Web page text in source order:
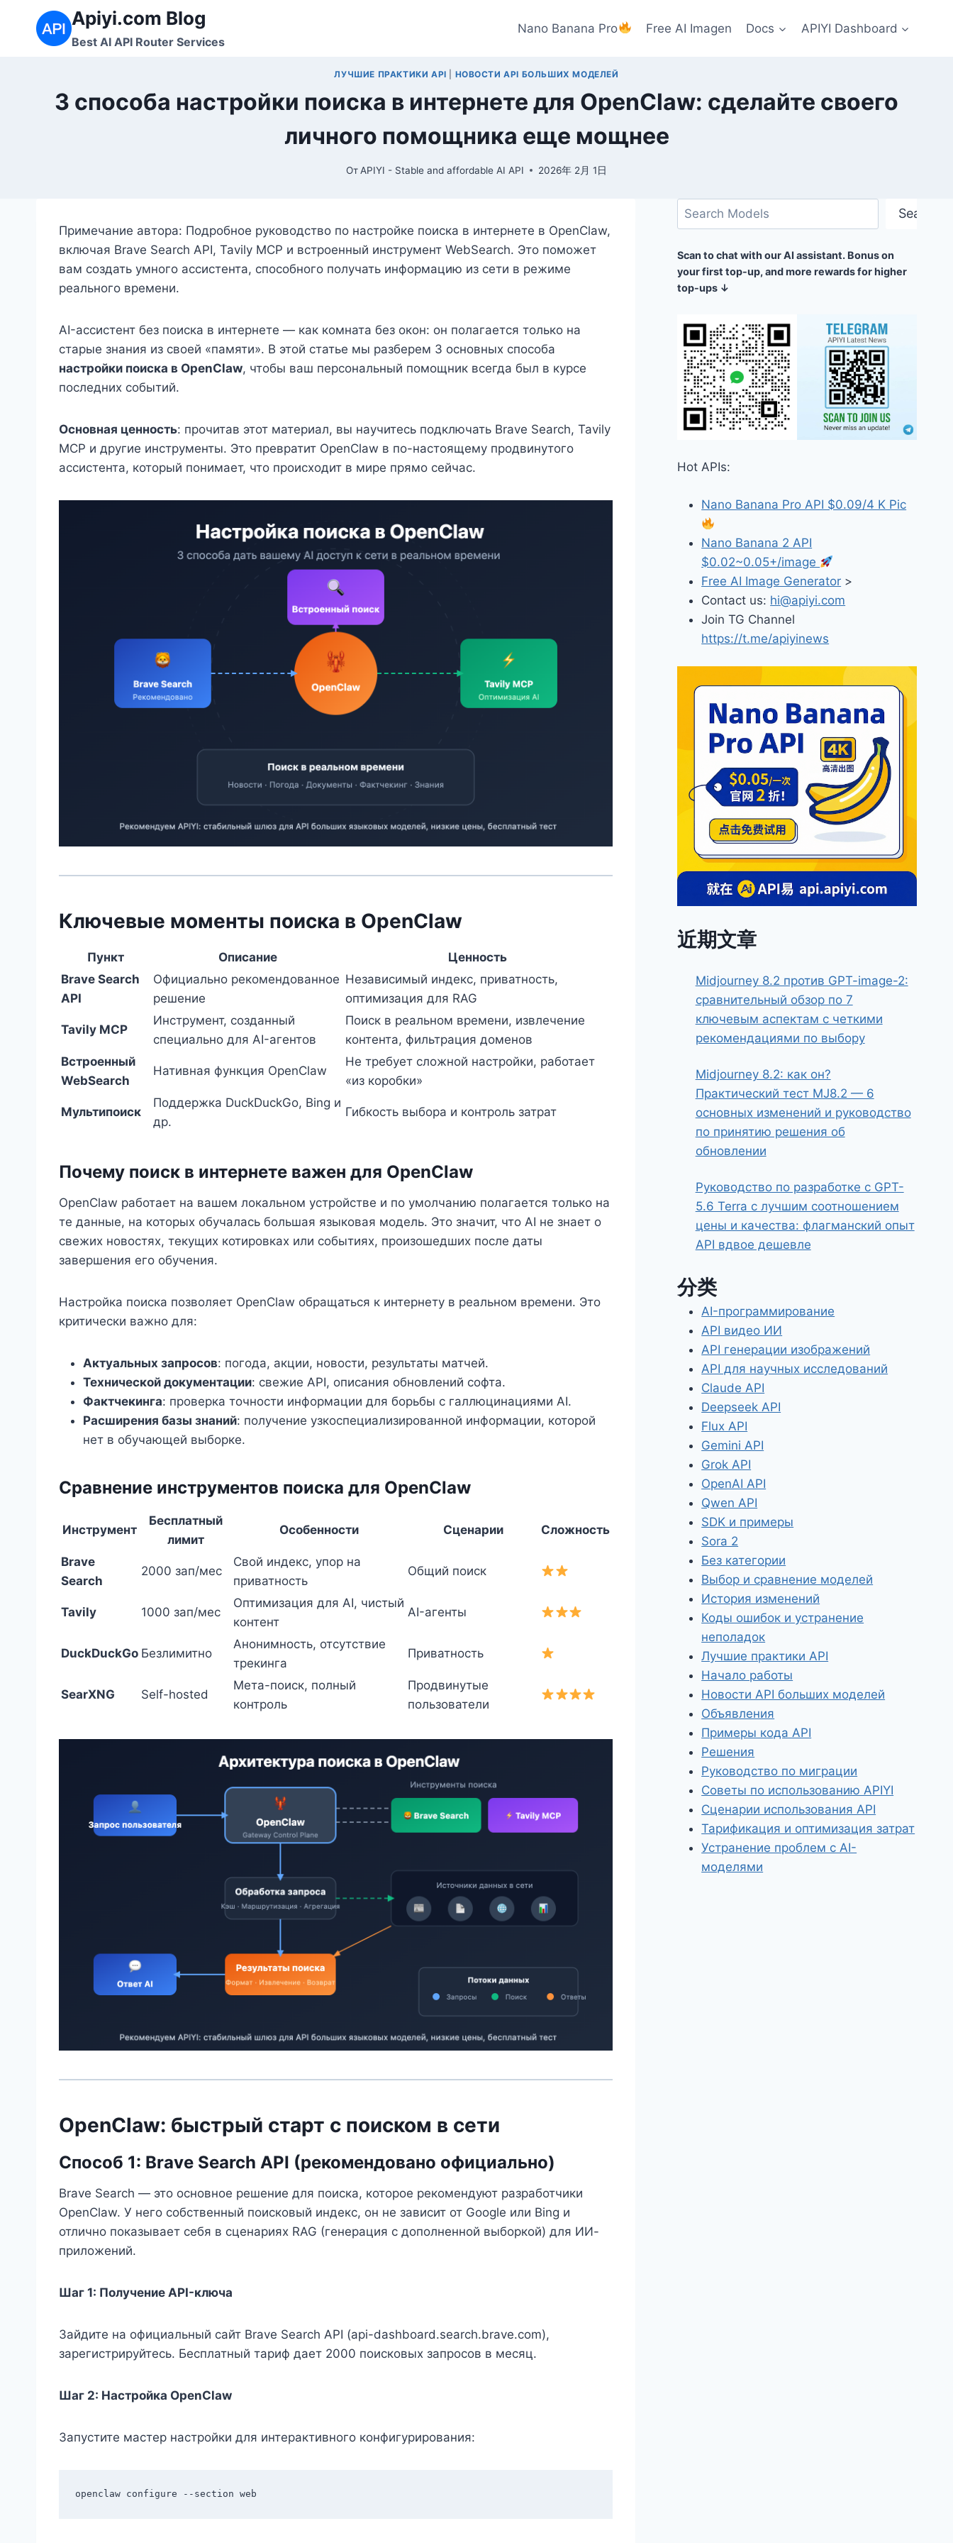
Перейти
содержимому
Apiyi.com Blog
Best AI API Router Services
Nano Banana Pro Free AI Imagen Docs APIYI Dashboard
ЛУЧШИЕ ПРАКТИКИ API НОВОСТИ API БОЛЬШИХ МОДЕЛЕЙ
3 способа настройки поиска в интернете для OpenClaw: сделайте своего
личного помощника еще мощнее
От APIYI - Stable and affordable AI API 2026年 2月 1日
Примечание автора: Подробное руководство по настройке поиска в интернете в OpenClaw,
включая Brave Search API, Tavily MCP и встроенный инструмент WebSearch. Это поможет
вам создать умного ассистента, способного получать информацию из сети в режиме
реального времени.
AI-ассистент без поиска в интернете — как комната без окон: он полагается только на
старые знания из своей «памяти». В этой статье мы разберем 3 основных способа
настройки поиска в OpenClaw, чтобы ваш персональный помощник всегда был в курсе
последних событий.
Основная ценность: прочитав этот материал, вы научитесь подключать Brave Search, Tavily
MCP и другие инструменты. Это превратит OpenClaw в по-настоящему продвинутого
ассистента, который понимает, что происходит в мире прямо сейчас.
Ключевые моменты поиска в OpenClaw
Пункт Описание
Ценность
Brave Search
API
Официально рекомендованное
решение
Независимый индекс, приватность,
оптимизация для RAG
Tavily MCP
Инструмент, созданный
специально для AI-агентов
Поиск в реальном времени, извлечение
контента, фильтрация доменов
Встроенный
WebSearch
Нативная функция OpenClaw
Не требует сложной настройки, работает
«из коробки»
Мультипоиск
Поддержка DuckDuckGo, Bing и
др.
Гибкость выбора и контроль затрат
Почему поиск в интернете важен для OpenClaw
OpenClaw работает на вашем локальном устройстве и по умолчанию полагается только на
те данные, на которых обучалась большая языковая модель. Это значит, что AI не знает о
свежих новостях, текущих котировках или событиях, произошедших после даты
завершения его обучения.
Настройка поиска позволяет OpenClaw обращаться к интернету в реальном времени. Это
критически важно для:
Актуальных запросов: погода, акции, новости, результаты матчей.
Технической документации: свежие API, описания обновлений софта.
Фактчекинга: проверка точности информации для борьбы с галлюцинациями AI.
Расширения базы знаний: получение узкоспециализированной информации, которой
нет в обучающей выборке.
Сравнение инструментов поиска для OpenClaw
Инструмент
Бесплатный
лимит
Особенности Сценарии Сложность
Brave
Search
2000 зап/мес
Свой индекс, упор на
приватность
Общий поиск
Tavily 1000 зап/мес
Оптимизация для AI, чистый
контент
AI-агенты
DuckDuckGo Безлимитно
Анонимность, отсутствие
трекинга
Приватность
SearXNG Self-hosted
Мета-поиск, полный
контроль
Продвинутые
пользователи
OpenClaw: быстрый старт с поиском в сети
Способ 1: Brave Search API (рекомендовано официально)
Brave Search — это основное решение для поиска, которое рекомендуют разработчики
OpenClaw. У него собственный поисковый индекс, он не зависит от Google или Bing и
отлично показывает себя в сценариях RAG (генерация с дополненной выборкой) для ИИ-
приложений.
Шаг 1: Получение API-ключа
Зайдите на официальный сайт Brave Search API (api-dashboard.search.brave.com),
зарегистрируйтесь. Бесплатный тариф дает 2000 поисковых запросов в месяц.
Шаг 2: Настройка OpenClaw
Запустите мастер настройки для интерактивного конфигурирования:
Поиск Search
Scan to chat with our AI assistant. Bonus on
your first top-up, and more rewards for higher
top-ups ↓
Hot APIs:
Nano Banana Pro API $0.09/4 K Pic
Nano Banana 2 API
$0.02~0.05+/image
Free AI Image Generator >
Contact us: hi@apiyi.com
Join TG Channel
https://t.me/apiyinews
近期文章
Midjourney 8.2 против GPT-image-2:
сравнительный обзор по 7
ключевым аспектам с четкими
рекомендациями по выбору
Midjourney 8.2: как он?
Практический тест MJ8.2 — 6
основных изменений и руководство
по принятию решения об
обновлении
Руководство по разработке с GPT-
5.6 Terra с лучшим соотношением
цены и качества: флагманский опыт
API вдвое дешевле
分类
AI-программирование
API видео ИИ
API генерации изображений
API для научных исследований
Claude API
Deepseek API
Flux API
Gemini API
Grok API
OpenAI API
Qwen API
SDK и примеры
Sora 2
Без категории
Выбор и сравнение моделей
История изменений
Коды ошибок и устранение
неполадок
Лучшие практики API
Начало работы
Новости API больших моделей
Объявления
Примеры кода API
Решения
Руководство по миграции
Советы по использованию APIYI
Сценарии использования API
Тарификация и оптимизация затрат
Устранение проблем с AI-
моделями